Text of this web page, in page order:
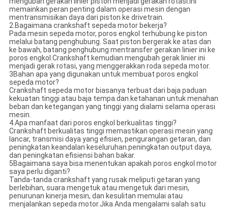
memainkan peran penting dalam operasi mesin dengan
mentransmisikan daya dari piston ke drivetrain.
2.Bagaimana crankshaft sepeda motor bekerja?
Pada mesin sepeda motor, poros engkol terhubung ke piston
melalui batang penghubung. Saat piston bergerak ke atas dan
ke bawah, batang penghubung mentransfer gerakan linier ini ke
poros engkol.Crankshaft kemudian mengubah gerak linier ini
menjadi gerak rotasi, yang menggerakkan roda sepeda motor.
3Bahan apa yang digunakan untuk membuat poros engkol
sepeda motor?
Crankshaft sepeda motor biasanya terbuat dari baja paduan
kekuatan tinggi atau baja tempa.dan ketahanan untuk menahan
beban dan ketegangan yang tinggi yang dialami selama operasi
mesin.
4.Apa manfaat dari poros engkol berkualitas tinggi?
Crankshaft berkualitas tinggi memastikan operasi mesin yang
lancar, transmisi daya yang efisien, pengurangan getaran, dan
peningkatan keandalan keseluruhan.peningkatan output daya,
dan peningkatan efisiensi bahan bakar.
5Bagaimana saya bisa menentukan apakah poros engkol motor
saya perlu diganti?
Tanda-tanda crankshaft yang rusak meliputi getaran yang
berlebihan, suara mengetuk atau mengetuk dari mesin,
penurunan kinerja mesin, dan kesulitan memulai atau
menjalankan sepeda motor.Jika Anda mengalami salah satu